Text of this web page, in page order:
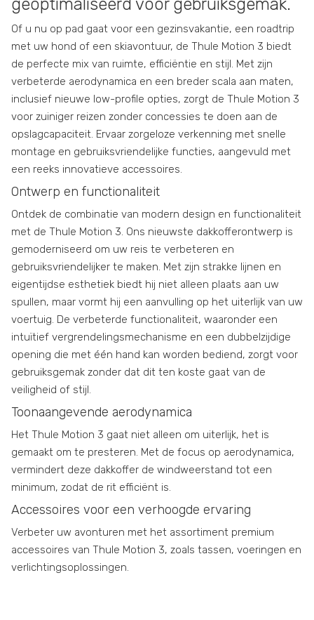
geoptimaliseerd voor gebruiksgemak.
Of u nu op pad gaat voor een gezinsvakantie, een roadtrip
met uw hond of een skiavontuur, de Thule Motion 3 biedt
de perfecte mix van ruimte, efficiëntie en stijl. Met zijn
verbeterde aerodynamica en een breder scala aan maten,
inclusief nieuwe low-profile opties, zorgt de Thule Motion 3
voor zuiniger reizen zonder concessies te doen aan de
opslagcapaciteit. Ervaar zorgeloze verkenning met snelle
montage en gebruiksvriendelijke functies, aangevuld met
een reeks innovatieve accessoires.
Ontwerp en functionaliteit
Ontdek de combinatie van modern design en functionaliteit
met de Thule Motion 3. Ons nieuwste dakkofferontwerp is
gemoderniseerd om uw reis te verbeteren en
gebruiksvriendelijker te maken. Met zijn strakke lijnen en
eigentijdse esthetiek biedt hij niet alleen plaats aan uw
spullen, maar vormt hij een aanvulling op het uiterlijk van uw
voertuig. De verbeterde functionaliteit, waaronder een
intuïtief vergrendelingsmechanisme en een dubbelzijdige
opening die met één hand kan worden bediend, zorgt voor
gebruiksgemak zonder dat dit ten koste gaat van de
veiligheid of stijl.
Toonaangevende aerodynamica
Het Thule Motion 3 gaat niet alleen om uiterlijk, het is
gemaakt om te presteren. Met de focus op aerodynamica,
vermindert deze dakkoffer de windweerstand tot een
minimum, zodat de rit efficiënt is.
Accessoires voor een verhoogde ervaring
Verbeter uw avonturen met het assortiment premium
accessoires van Thule Motion 3, zoals tassen, voeringen en
verlichtingsoplossingen.